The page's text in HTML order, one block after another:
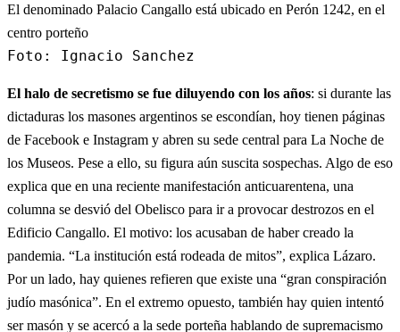
El denominado Palacio Cangallo está ubicado en Perón 1242, en el
centro porteño
Foto: Ignacio Sanchez
El halo de secretismo se fue diluyendo con los años: si durante las
dictaduras los masones argentinos se escondían, hoy tienen páginas
de Facebook e Instagram y abren su sede central para La Noche de
los Museos. Pese a ello, su figura aún suscita sospechas. Algo de eso
explica que en una reciente manifestación anticuarentena, una
columna se desvió del Obelisco para ir a provocar destrozos en el
Edificio Cangallo. El motivo: los acusaban de haber creado la
pandemia. “La institución está rodeada de mitos”, explica Lázaro.
Por un lado, hay quienes refieren que existe una “gran conspiración
judío masónica”. En el extremo opuesto, también hay quien intentó
ser masón y se acercó a la sede porteña hablando de supremacismo